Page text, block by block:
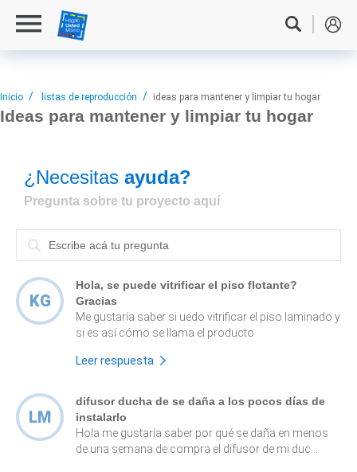
Inicio listas de reproducción ideas para mantener y limpiar tu hogar
Ideas para mantener y limpiar tu hogar
¿Necesitas ayuda?
Pregunta sobre tu proyecto aquí
KG
Hola, se puede vitrificar el piso flotante?
Gracias
Me gustaría saber si uedo vitrificar el piso laminado y
si es así cómo se llama el producto
Leer respuesta
LM
difusor ducha de se daña a los pocos días de
instalarlo
Hola me gustaría saber por qué se daña en menos
de una semana de compra el difusor de mi duc...